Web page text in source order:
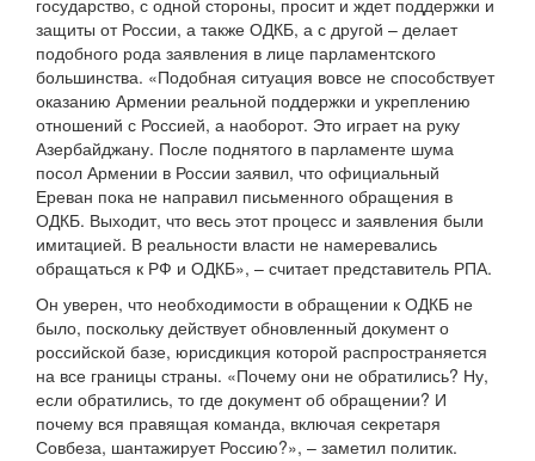
государство, с одной стороны, просит и ждет поддержки и
защиты от России, а также ОДКБ, а с другой – делает
подобного рода заявления в лице парламентского
большинства. «Подобная ситуация вовсе не способствует
оказанию Армении реальной поддержки и укреплению
отношений с Россией, а наоборот. Это играет на руку
Азербайджану. После поднятого в парламенте шума
посол Армении в России заявил, что официальный
Ереван пока не направил письменного обращения в
ОДКБ. Выходит, что весь этот процесс и заявления были
имитацией. В реальности власти не намеревались
обращаться к РФ и ОДКБ», – считает представитель РПА.
Он уверен, что необходимости в обращении к ОДКБ не
было, поскольку действует обновленный документ о
российской базе, юрисдикция которой распространяется
на все границы страны. «Почему они не обратились? Ну,
если обратились, то где документ об обращении? И
почему вся правящая команда, включая секретаря
Совбеза, шантажирует Россию?», – заметил политик.